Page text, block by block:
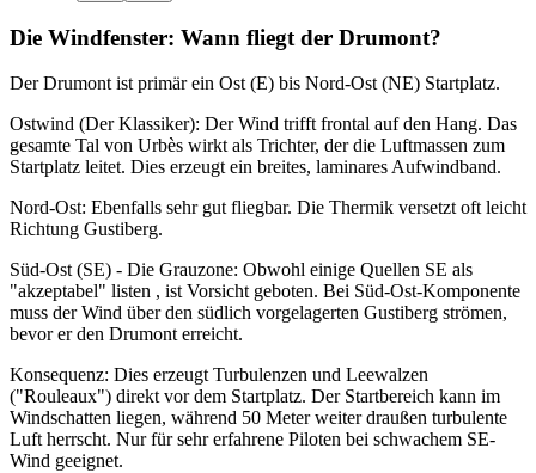
Die Windfenster: Wann fliegt der Drumont?
Der Drumont ist primär ein Ost (E) bis Nord-Ost (NE) Startplatz.
Ostwind (Der Klassiker): Der Wind trifft frontal auf den Hang. Das
gesamte Tal von Urbès wirkt als Trichter, der die Luftmassen zum
Startplatz leitet. Dies erzeugt ein breites, laminares Aufwindband.
Nord-Ost: Ebenfalls sehr gut fliegbar. Die Thermik versetzt oft leicht
Richtung Gustiberg.
Süd-Ost (SE) - Die Grauzone: Obwohl einige Quellen SE als
"akzeptabel" listen , ist Vorsicht geboten. Bei Süd-Ost-Komponente
muss der Wind über den südlich vorgelagerten Gustiberg strömen,
bevor er den Drumont erreicht.
Konsequenz: Dies erzeugt Turbulenzen und Leewalzen
("Rouleaux") direkt vor dem Startplatz. Der Startbereich kann im
Windschatten liegen, während 50 Meter weiter draußen turbulente
Luft herrscht. Nur für sehr erfahrene Piloten bei schwachem SE-
Wind geeignet.